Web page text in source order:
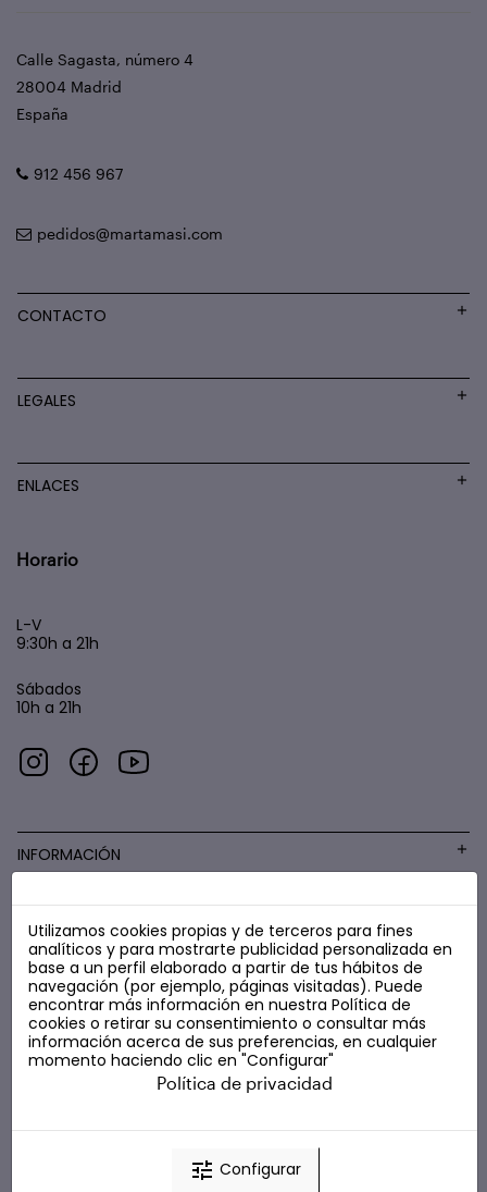
Calle Sagasta, número 4
28004 Madrid
España
912 456 967
pedidos@martamasi.com
CONTACTO
LEGALES
ENLACES
Horario
L-V
9:30h a 21h
Sábados
10h a 21h
INFORMACIÓN
COSMÉTICA LOW COST
Utilizamos cookies propias y de terceros para fines
analíticos y para mostrarte publicidad personalizada en
base a un perfil elaborado a partir de tus hábitos de
navegación (por ejemplo, páginas visitadas). Puede
encontrar más información en nuestra Política de
cookies o retirar su consentimiento o consultar más
información acerca de sus preferencias, en cualquier
momento haciendo clic en "Configurar"
Política de privacidad
tune Configurar